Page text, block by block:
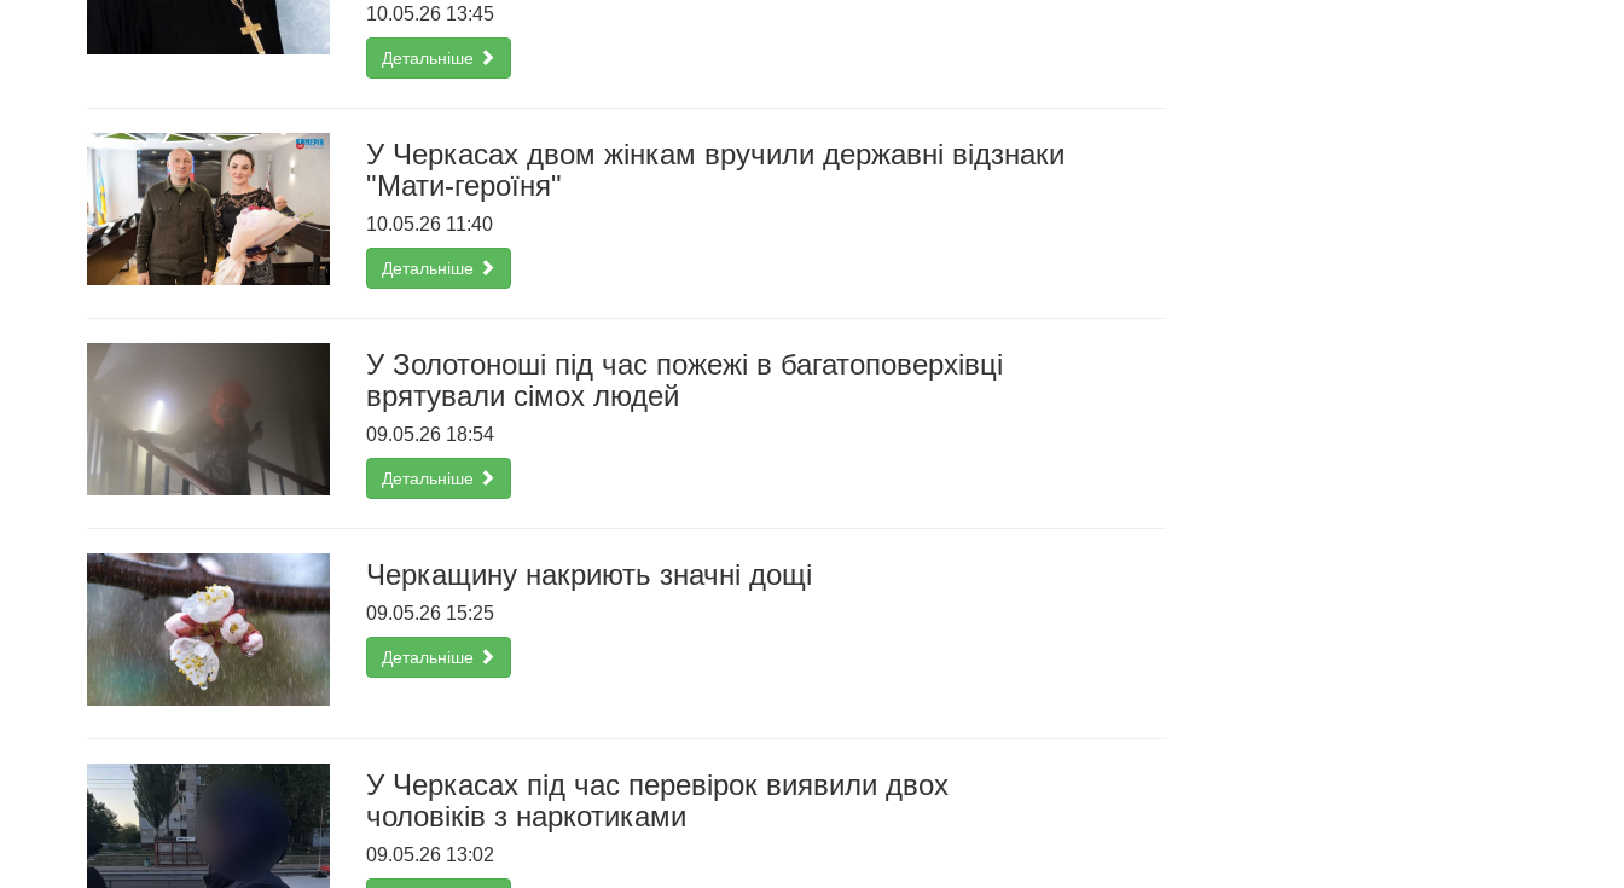
10.05.26 13:45
Детальніше
У Черкасах двом жінкам вручили державні відзнаки
"Мати-героїня"
10.05.26 11:40
Детальніше
У Золотоноші під час пожежі в багатоповерхівці
врятували сімох людей
09.05.26 18:54
Детальніше
Черкащину накриють значні дощі
09.05.26 15:25
Детальніше
У Черкасах під час перевірок виявили двох
чоловіків з наркотиками
09.05.26 13:02